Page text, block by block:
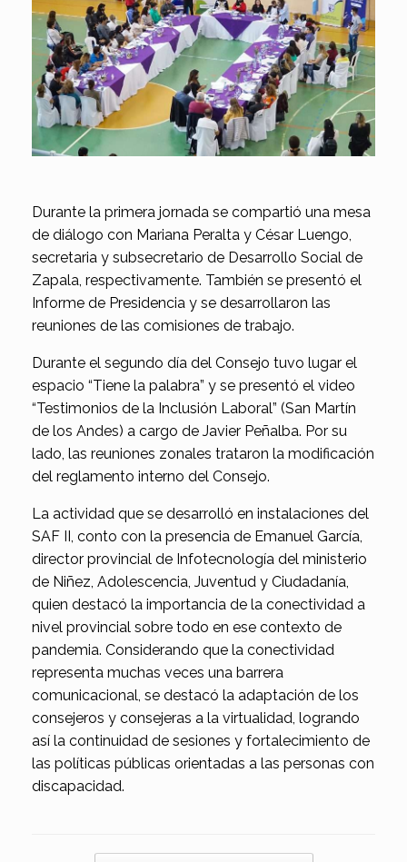
Durante la primera jornada se compartió una mesa
de diálogo con Mariana Peralta y César Luengo,
secretaria y subsecretario de Desarrollo Social de
Zapala, respectivamente. También se presentó el
Informe de Presidencia y se desarrollaron las
reuniones de las comisiones de trabajo.
Durante el segundo día del Consejo tuvo lugar el
espacio “Tiene la palabra” y se presentó el video
“Testimonios de la Inclusión Laboral” (San Martín
de los Andes) a cargo de Javier Peñalba. Por su
lado, las reuniones zonales trataron la modificación
del reglamento interno del Consejo.
La actividad que se desarrolló en instalaciones del
SAF II, conto con la presencia de Emanuel García,
director provincial de Infotecnología del ministerio
de Niñez, Adolescencia, Juventud y Ciudadanía,
quien destacó la importancia de la conectividad a
nivel provincial sobre todo en ese contexto de
pandemia. Considerando que la conectividad
representa muchas veces una barrera
comunicacional, se destacó la adaptación de los
consejeros y consejeras a la virtualidad, logrando
así la continuidad de sesiones y fortalecimiento de
las políticas públicas orientadas a las personas con
discapacidad.